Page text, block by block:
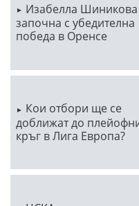
Изабелла Шиникова
започна с убедителна
победа в Оренсе
Кои отбори ще се
доближат до
кръг в Лига Европа?